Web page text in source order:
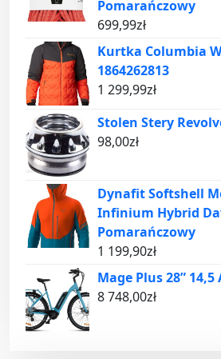
Pomarańczowy
699,99zł
Kurtka Columbia
1864262813
1 299,99zł
Stolen Stery
98,00zł
Dynafit Softshell
Infinium Hybrid
Pomarańczowy
1 199,90zł
Mage Plus 28” 14,5
8 748,00zł